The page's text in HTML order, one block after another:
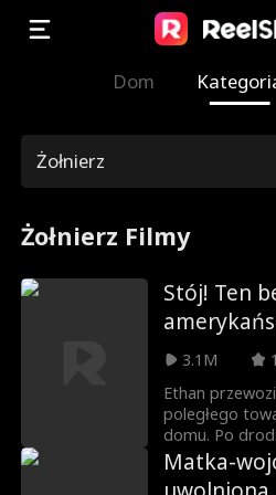
Dom
Żołnierz
Żołnierz Filmy
Stój! Ten
3.1M
Ethan
poległego
domu. Po
przez
o bycie
Matka-